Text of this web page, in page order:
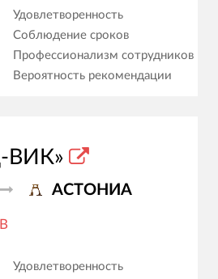
Удовлетворенность
Соблюдение сроков
Профессионализм сотрудников
Вероятность рекомендации
ВИК»
АСТОНИА
Удовлетворенность